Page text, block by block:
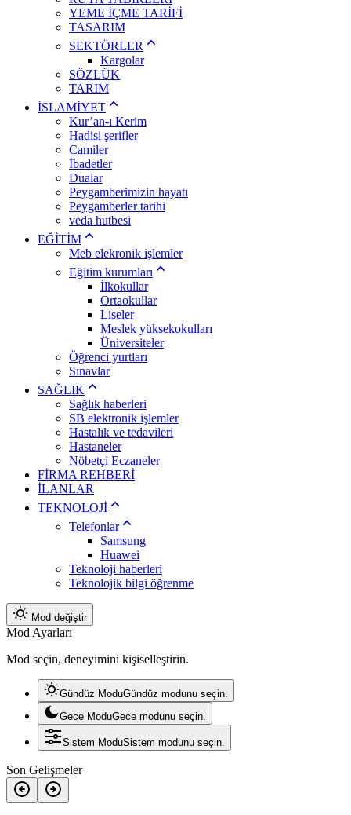
YEME İÇME TARİFİ
TASARIM
SEKTÖRLER
Kargolar
SÖZLÜK
TARIM
İSLAMİYET
Kur’an-ı Kerim
Hadisi şerifler
Camiler
İbadetler
Dualar
Peygamberimizin hayatı
Peygamberler tarihi
veda hutbesi
EĞİTİM
Meb elekronik işlemler
Eğitim kurumları
İlkokullar
Ortaokullar
Liseler
Meslek yüksekokulları
Üniversiteler
Öğrenci yurtları
Sınavlar
SAĞLIK
Sağlık haberleri
SB elektronik işlemler
Hastalık ve tedavileri
Hastaneler
Nöbetçi Eczaneler
FİRMA REHBERİ
İLANLAR
TEKNOLOJİ
Telefonlar
Samsung
Huawei
Teknoloji haberleri
Teknolojik bilgi öğrenme
Mod değiştir
Mod Ayarları
Mod seçin, deneyimini kişiselleştirin.
Gündüz ModuGündüz modunu seçin.
Gece ModuGece modunu seçin.
Sistem ModuSistem modunu seçin.
Son Gelişmeler